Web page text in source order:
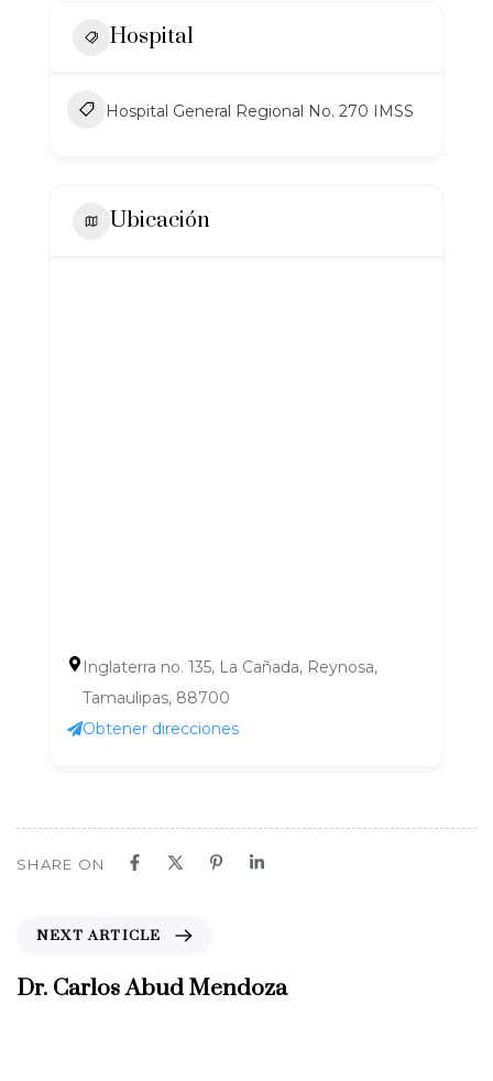
Hospital
Hospital General Regional No. 270 IMSS
Ubicación
Inglaterra no. 135, La Cañada, Reynosa,
Tamaulipas, 88700
Obtener direcciones
SHARE ON
x
t
NEXT ARTICLE
Dr. Carlos Abud Mendoza